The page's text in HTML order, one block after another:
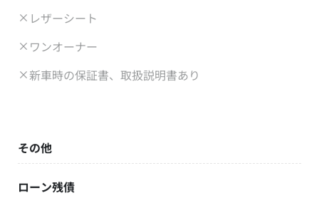
レザーシート
ワンオーナー
新車時の保証書、取扱説明書あり
その他
ローン残債